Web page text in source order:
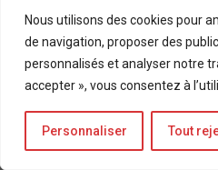
Nous utilisons des cookies pour
de navigation, proposer des
personnalisés et analyser notre
accepter », vous consentez à
Personnaliser Tout
Mentions légales-Politique de
Bluesky
LinkedIn
Twitter
© Forces